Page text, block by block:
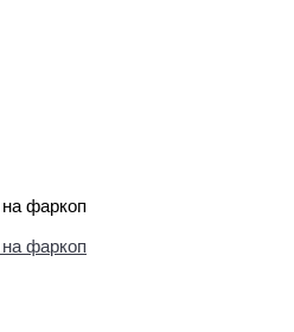
фаркоп
фаркоп